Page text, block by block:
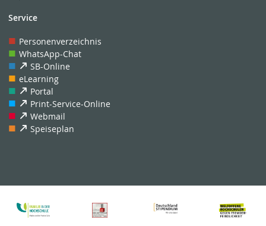
Service
Personenverzeichnis
WhatsApp-Chat
SB-Online
eLearning
Portal
Print-Service-Online
Webmail
Speiseplan